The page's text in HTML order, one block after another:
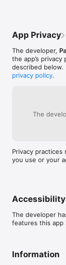
App Privacy
The developer,
the app’s
described below.
privacy policy.
The
Privacy
you use or your
Accessibility
The developer
features this app
Information